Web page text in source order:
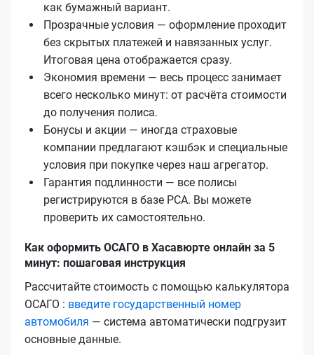
как бумажный вариант.
Прозрачные условия — оформление проходит
без скрытых платежей и навязанных услуг.
Итоговая цена отображается сразу.
Экономия времени — весь процесс занимает
всего несколько минут: от расчёта стоимости
до получения полиса.
Бонусы и акции — иногда страховые
компании предлагают кэшбэк и специальные
условия при покупке через наш агрегатор.
Гарантия подлинности — все полисы
регистрируются в базе РСА. Вы можете
проверить их самостоятельно.
Как оформить ОСАГО в Хасавюрте онлайн за 5
минут: пошаговая инструкция
Рассчитайте стоимость с помощью калькулятора
ОСАГО : введите государственный номер
автомобиля — система автоматически подгрузит
основные данные.